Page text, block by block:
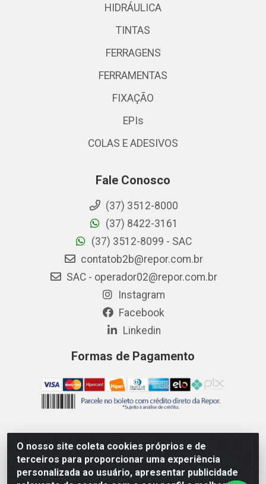
O nosso site coleta cookies próprios e de
terceiros para proporcionar uma experiência
personalizada ao usuário, apresentar publicidade
HIDRÁULICA
TINTAS
FERRAGENS
FERRAMENTAS
FIXAÇÃO
EPIs
COLAS E ADESIVOS
Fale Conosco
(37) 3512-8000
(37) 8422-3161
(37) 3512-8099 - SAC
contatob2b@repor.com.br
SAC - operador02@repor.com.br
Instagram
Facebook
Linkedin
Formas de Pagamento
AMEV IMPORTADORA E DISTRIBUIDORA LTDA - Rodovia MG-
050 km 136 S/N - Cacôco de Cima, Divinópolis/MG - CEP
35.500-970 – CNPJ 41.747.346/0001-35